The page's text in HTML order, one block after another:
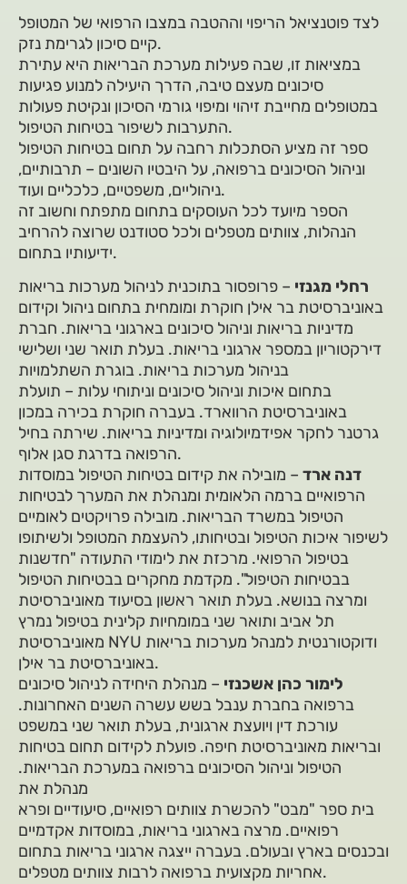
לצד פוטנציאל הריפוי וההטבה במצבו הרפואי של המטופל
קיים סיכון לגרימת נזק.
במציאות זו, שבה פעילות מערכת הבריאות היא עתירת
סיכונים מעצם טיבה, הדרך היעילה למנוע פגיעות
במטופלים מחייבת זיהוי ומיפוי גורמי הסיכון ונקיטת פעולות
התערבות לשיפור בטיחות הטיפול.
ספר זה מציע הסתכלות רחבה על תחום בטיחות הטיפול
וניהול הסיכונים ברפואה, על היבטיו השונים – תרבותיים,
ניהוליים, משפטיים, כלכליים ועוד.
הספר מיועד לכל העוסקים בתחום מתפתח וחשוב זה
הנהלות, צוותים מטפלים ולכל סטודנט שרוצה להרחיב
ידיעותיו בתחום.
רחלי מגנזי – פרופסור בתוכנית לניהול מערכות בריאות
באוניברסיטת בר אילן חוקרת ומומחית בתחום ניהול וקידום
מדיניות בריאות וניהול סיכונים בארגוני בריאות. חברת
דירקטוריון במספר ארגוני בריאות. בעלת תואר שני ושלישי
בניהול מערכות בריאות. בוגרת השתלמויות
בתחום איכות וניהול סיכונים וניתוחי עלות – תועלת
באוניברסיטת הרווארד. בעברה חוקרת בכירה במכון
גרטנר לחקר אפידמיולוגיה ומדיניות בריאות. שירתה בחיל
הרפואה בדרגת סגן אלוף.
דנה ארד – מובילה את קידום בטיחות הטיפול במוסדות
הרפואיים ברמה הלאומית ומנהלת את המערך לבטיחות
הטיפול במשרד הבריאות. מובילה פרויקטים לאומיים
לשיפור איכות הטיפול ובטיחותו, להעצמת המטופל ולשיתופו
בטיפול הרפואי. מרכזת את לימודי התעודה "חדשנות
בבטיחות הטיפול". מקדמת מחקרים בבטיחות הטיפול
ומרצה בנושא. בעלת תואר ראשון בסיעוד מאוניברסיטת
תל אביב ותואר שני במומחיות קלינית בטיפול נמרץ
מאוניברסיטת NYU ודוקטורנטית למנהל מערכות בריאות
באוניברסיטת בר אילן.
לימור כהן אשכנזי – מנהלת היחידה לניהול סיכונים
ברפואה בחברת ענבל בשש עשרה השנים האחרונות.
עורכת דין ויועצת ארגונית, בעלת תואר שני במשפט
ובריאות מאוניברסיטת חיפה. פועלת לקידום תחום בטיחות
הטיפול וניהול הסיכונים ברפואה במערכת הבריאות.
מנהלת את
בית ספר "מבט" להכשרת צוותים רפואיים, סיעודיים ופרא
רפואיים. מרצה בארגוני בריאות, במוסדות אקדמיים
ובכנסים בארץ ובעולם. בעברה ייצגה ארגוני בריאות בתחום
אחריות מקצועית ברפואה לרבות צוותים מטפלים.